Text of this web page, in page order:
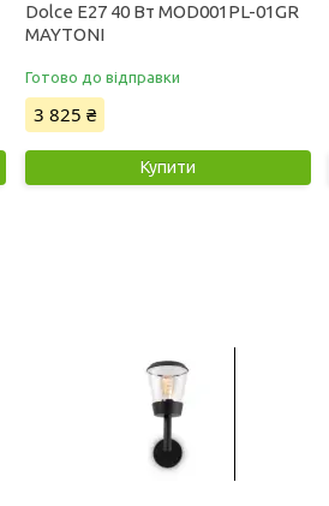
Dolce E27 40 Вт MOD001PL-01GR
MAYTONI
Готово до відправки
3 825 ₴
Купити